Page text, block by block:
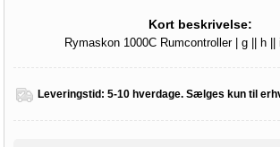
Kort beskrivelse:
Rymaskon 1000C Rumcontroller | g || h ||
Leveringstid: 5-10 hverdage. Sælges kun til